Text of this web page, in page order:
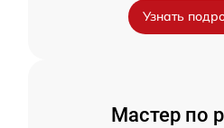
Узнать
Мастер по